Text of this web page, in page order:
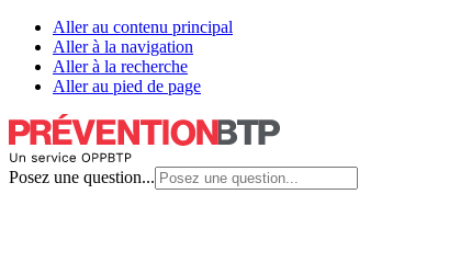
Aller au contenu principal
Aller à la navigation
Aller à la recherche
Aller au pied de page
Posez une question...